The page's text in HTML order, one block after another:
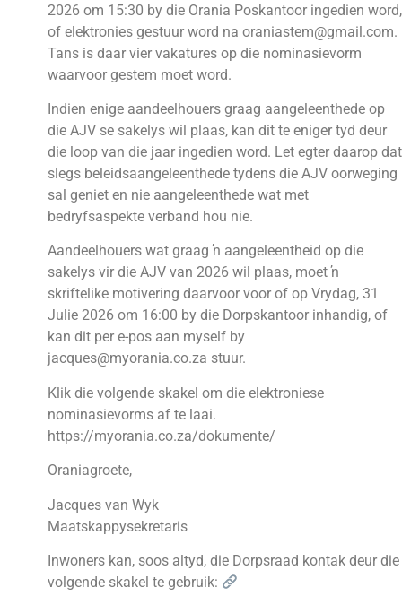
2026 om 15:30 by die Orania Poskantoor ingedien word,
of elektronies gestuur word na oraniastem@gmail.com.
Tans is daar vier vakatures op die nominasievorm
waarvoor gestem moet word.
Indien enige aandeelhouers graag aangeleenthede op
die AJV se sakelys wil plaas, kan dit te eniger tyd deur
die loop van die jaar ingedien word. Let egter daarop dat
slegs beleidsaangeleenthede tydens die AJV oorweging
sal geniet en nie aangeleenthede wat met
bedryfsaspekte verband hou nie.
Aandeelhouers wat graag ŉ aangeleentheid op die
sakelys vir die AJV van 2026 wil plaas, moet ŉ
skriftelike motivering daarvoor voor of op Vrydag, 31
Julie 2026 om 16:00 by die Dorpskantoor inhandig, of
kan dit per e-pos aan myself by
jacques@myorania.co.za stuur.
Klik die volgende skakel om die elektroniese
nominasievorms af te laai.
https://myorania.co.za/dokumente/
Oraniagroete,
Jacques van Wyk
Maatskappysekretaris
Inwoners kan, soos altyd, die Dorpsraad kontak deur die
volgende skakel te gebruik: